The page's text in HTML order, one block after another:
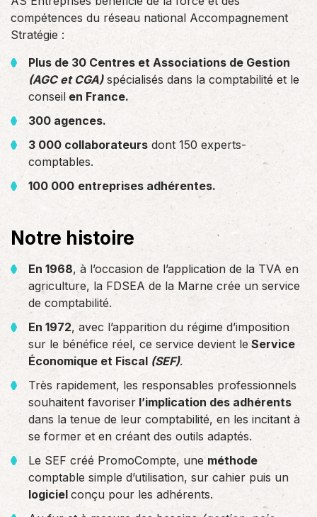
compétences du réseau national Accompagnement
Stratégie :
Plus de 30 Centres et Associations de Gestion
(AGC et CGA)spécialisés dans la comptabilité et le
conseil en France.
300 agences.
3 000 collaborateurs dont 150 experts-
comptables.
100 000 entreprises adhérentes.
Notre histoire
En 1968, à l’occasion de l’application de la TVA en
agriculture, la FDSEA de la Marne crée un service
de comptabilité.
En 1972, avec l’apparition du régime d’imposition
sur le bénéfice réel, ce service devient le Service
Économique et Fiscal (SEF).
Très rapidement, les responsables professionnels
souhaitent favoriser l’implication des adhérents
dans la tenue de leur comptabilité, en les incitant à
se former et en créant des outils adaptés.
Le SEF créé PromoCompte, uneméthode
comptable simple d’utilisation, sur cahier puis un
logiciel conçu pour les adhérents.